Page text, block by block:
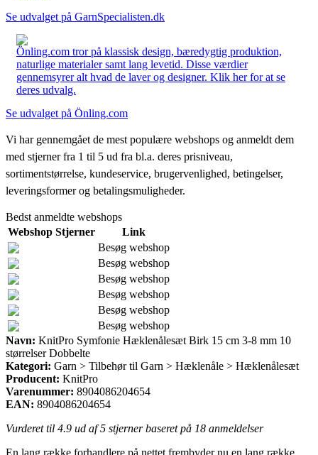
Se udvalget på GarnSpecialisten.dk
Önling.com tror på klassisk design, bæredygtig produktion,
naturlige materialer samt lang levetid. Disse værdier
gennemsyrer alt hvad de laver og designer. Klik her for at se
deres udvalg.
Se udvalget på Önling.com
Vi har gennemgået de mest populære webshops og anmeldt dem
med stjerner fra 1 til 5 ud fra bl.a. deres prisniveau,
sortimentstørrelse, kundeservice, brugervenlighed, betingelser,
leveringsformer og betalingsmuligheder.
Bedst anmeldte webshops
Webshop Stjerner
Link
Besøg webshop
Besøg webshop
Besøg webshop
Besøg webshop
Besøg webshop
Besøg webshop
Navn: KnitPro Symfonie Hæklenålesæt Birk 15 cm 3-8 mm 10
størrelser Dobbelte
Kategori: Garn > Tilbehør til Garn > Hæklenåle > Hæklenålesæt
Producent: KnitPro
Varenummer: 8904086204654
EAN: 8904086204654
Vurderet til 4.9 ud af 5 stjerner baseret på 18 anmeldelser
En lang række forhandlere på nettet frembyder nu en lang række